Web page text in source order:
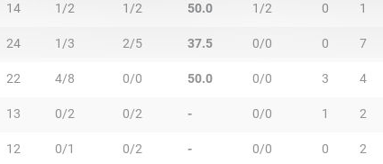
14 1/2 1/2 50.0 1/2 0 1
24 1/3 2/5 37.5 0/0 0 7
22 4/8 0/0 50.0 0/0 3 4
13 0/2 0/2 - 0/0 1 2
12 0/1 0/2 - 0/0 0 2